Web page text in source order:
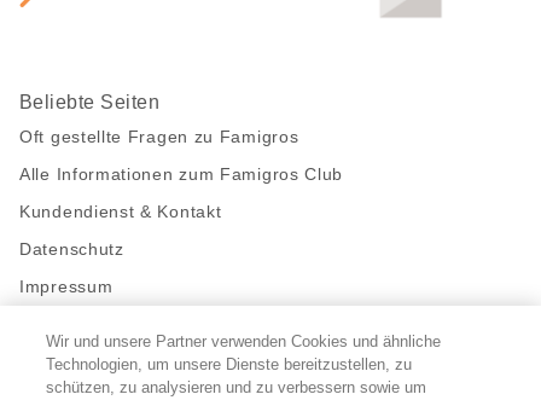
Beliebte Seiten
Oft gestellte Fragen zu Famigros
Alle Informationen zum Famigros Club
Kundendienst & Kontakt
Datenschutz
Impressum
Bleibe mit uns in Kontakt
Facebook
https://twitter.com/migros
https://www.youtube.com/user/
PinterestInstagram
Wir und unsere Partner verwenden Cookies und ähnliche
Technologien, um unsere Dienste bereitzustellen, zu
schützen, zu analysieren und zu verbessern sowie um